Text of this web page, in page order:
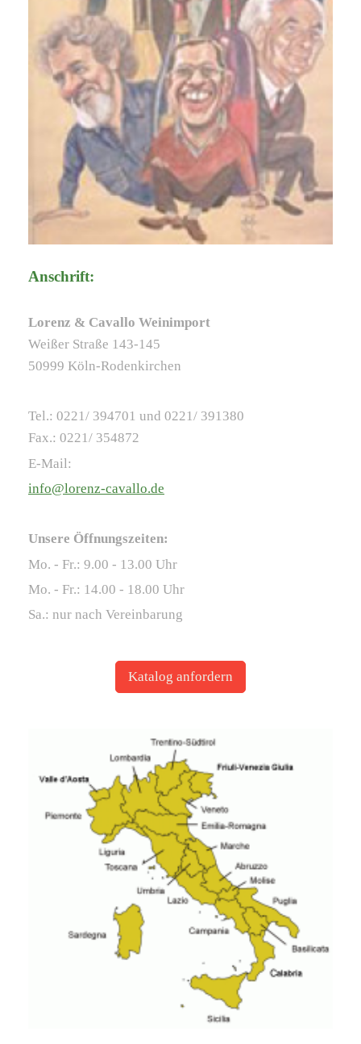
Anschrift:
Lorenz & Cavallo Weinimport
Weißer Straße 143-145
50999 Köln-Rodenkirchen
Tel.: 0221/ 394701 und 0221/ 391380
Fax.: 0221/ 354872
E-Mail:
info@lorenz-cavallo.de
Unsere Öffnungszeiten:
Mo. - Fr.: 9.00 - 13.00 Uhr
Mo. - Fr.: 14.00 - 18.00 Uhr
Sa.: nur nach Vereinbarung
Katalog anfordern